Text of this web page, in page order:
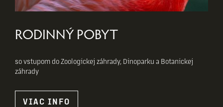
RODINNÝ POBYT
so vstupom do Zoologickej záhrady, Dinoparku a Botanickej
záhrady
VIAC INFO